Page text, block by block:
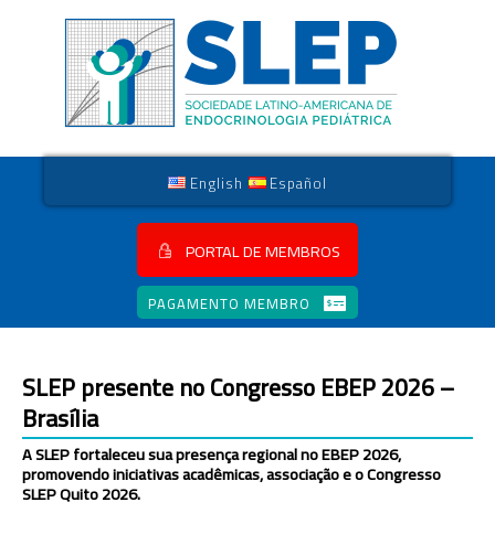
English Español
PORTAL DE MEMBROS
PAGAMENTO MEMBRO
SLEP presente no Congresso EBEP 2026 –
Brasília
A SLEP fortaleceu sua presença regional no EBEP 2026,
promovendo iniciativas acadêmicas, associação e o Congresso
SLEP Quito 2026.